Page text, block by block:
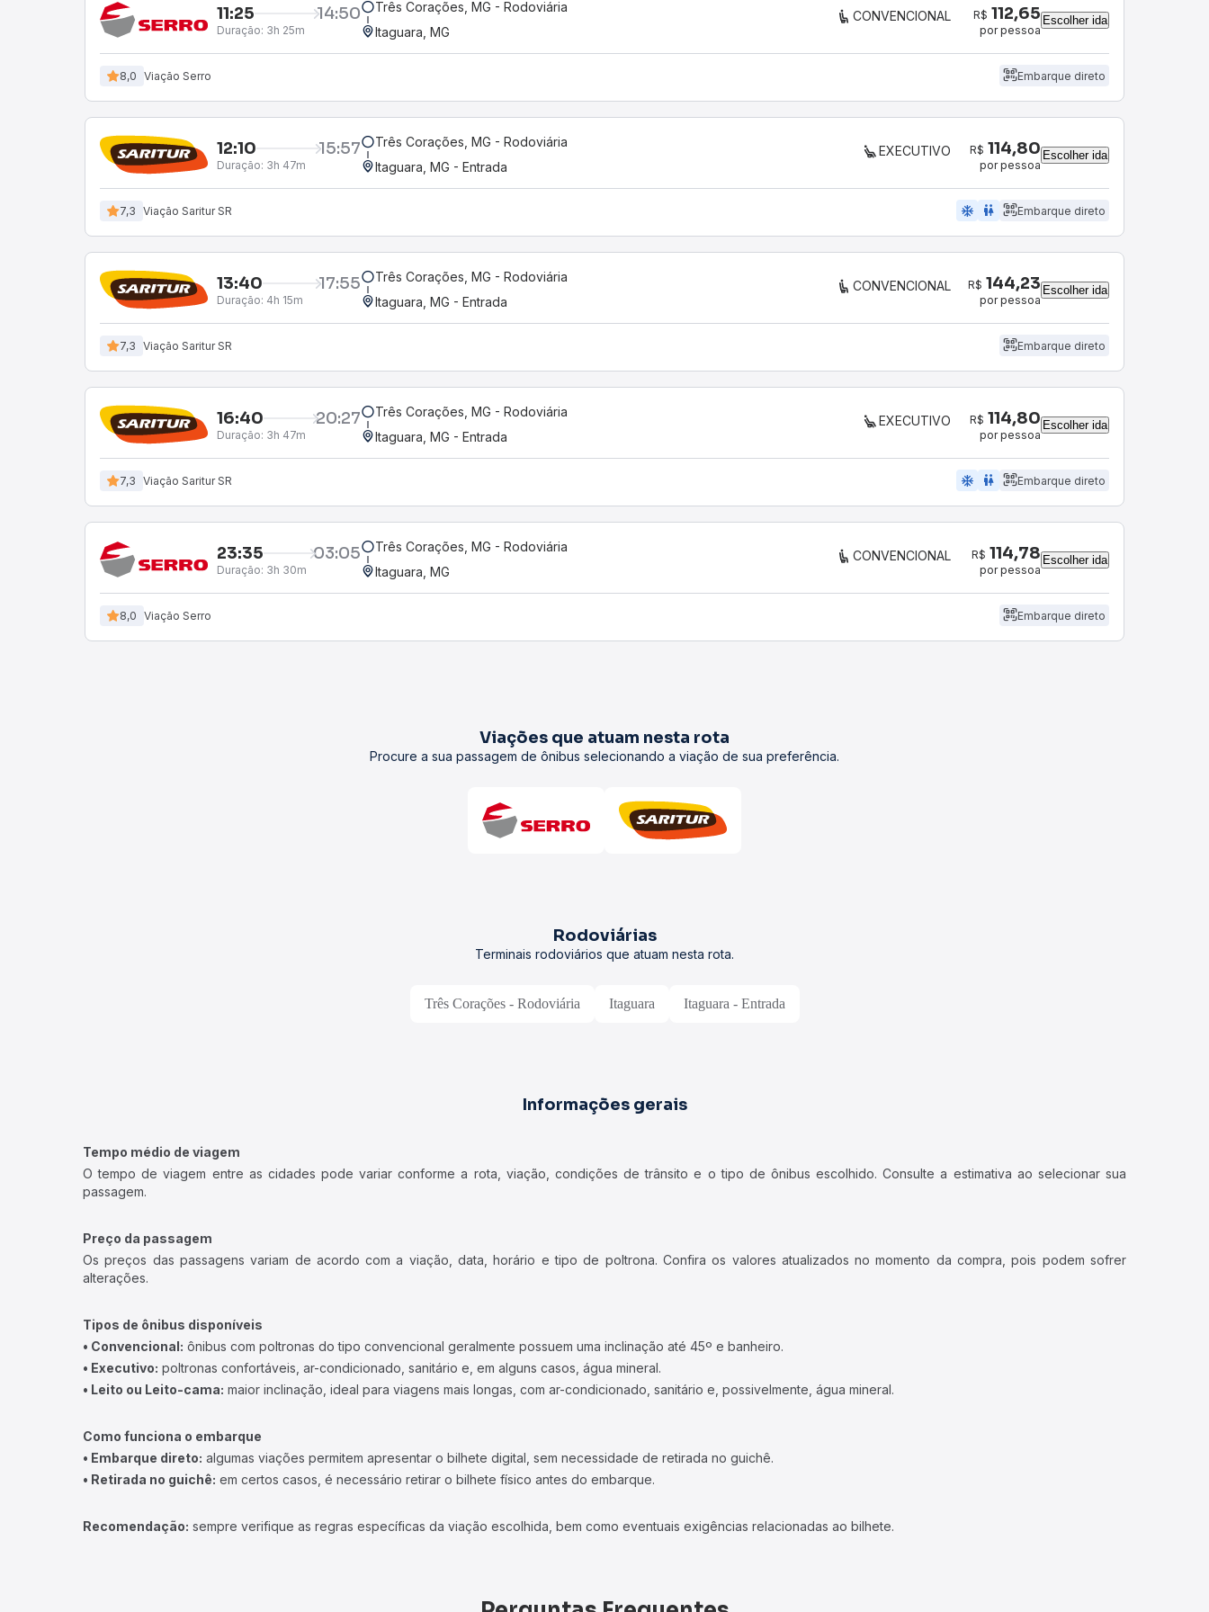
11:25 14:50
Duração: 3h 25m
Três Corações, MG - Rodoviária
Itaguara, MG
CONVENCIONAL R$ 112,65
por pessoa
Escolher ida
8,0 Viação Serro Embarque direto
12:10 15:57
Duração: 3h 47m
Três Corações, MG - Rodoviária
Itaguara, MG - Entrada
EXECUTIVO R$ 114,80
por pessoa
Escolher ida
7,3 Viação Saritur SR ac_unit wc Embarque direto
13:40 17:55
Duração: 4h 15m
Três Corações, MG - Rodoviária
Itaguara, MG - Entrada
CONVENCIONAL R$ 144,23
por pessoa
Escolher ida
7,3 Viação Saritur SR Embarque direto
16:40 20:27
Duração: 3h 47m
Três Corações, MG - Rodoviária
Itaguara, MG - Entrada
EXECUTIVO R$ 114,80
por pessoa
Escolher ida
7,3 Viação Saritur SR ac_unit wc Embarque direto
23:35 03:05
Duração: 3h 30m
Três Corações, MG - Rodoviária
Itaguara, MG
CONVENCIONAL R$ 114,78
por pessoa
Escolher ida
8,0 Viação Serro Embarque direto
Viações que atuam nesta rota
Procure a sua passagem de ônibus selecionando a viação de sua preferência.
Rodoviárias
Terminais rodoviários que atuam nesta rota.
Três Corações - Rodoviária Itaguara Itaguara - Entrada
Informações gerais
Tempo médio de viagem
O tempo de viagem entre as cidades pode variar conforme a rota, viação, condições de trânsito e o tipo de ônibus escolhido. Consulte a estimativa ao selecionar sua
passagem.
Preço da passagem
Os preços das passagens variam de acordo com a viação, data, horário e tipo de poltrona. Confira os valores atualizados no momento da compra, pois podem sofrer
alterações.
Tipos de ônibus disponíveis
• Convencional: ônibus com poltronas do tipo convencional geralmente possuem uma inclinação até 45º e banheiro.
• Executivo: poltronas confortáveis, ar-condicionado, sanitário e, em alguns casos, água mineral.
• Leito ou Leito-cama: maior inclinação, ideal para viagens mais longas, com ar-condicionado, sanitário e, possivelmente, água mineral.
Como funciona o embarque
• Embarque direto: algumas viações permitem apresentar o bilhete digital, sem necessidade de retirada no guichê.
• Retirada no guichê: em certos casos, é necessário retirar o bilhete físico antes do embarque.
Recomendação: sempre verifique as regras específicas da viação escolhida, bem como eventuais exigências relacionadas ao bilhete.